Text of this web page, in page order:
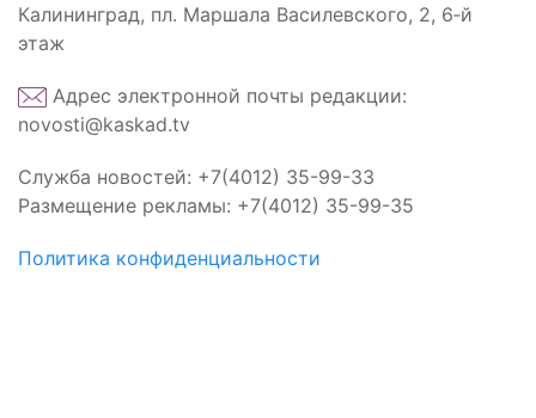
Калининград, пл. Маршала Василевского, 2, 6‑й
этаж
Адрес электронной почты редакции:
novosti@kaskad.tv
Служба новостей: +7(4012) 35-99-33
Размещение рекламы: +7(4012) 35-99-35
Политика конфиденциальности